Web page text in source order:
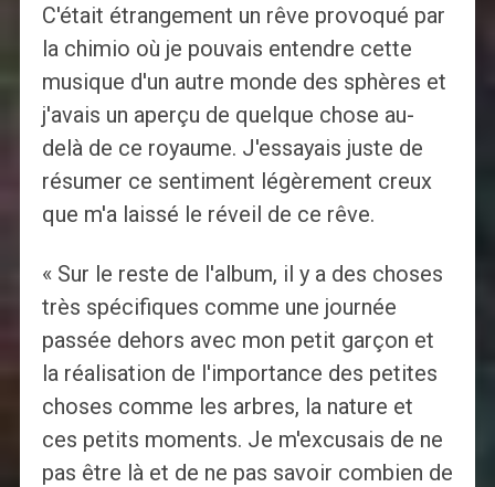
C'était étrangement un rêve provoqué par
la chimio où je pouvais entendre cette
musique d'un autre monde des sphères et
j'avais un aperçu de quelque chose au-
delà de ce royaume. J'essayais juste de
résumer ce sentiment légèrement creux
que m'a laissé le réveil de ce rêve.
« Sur le reste de l'album, il y a des choses
très spécifiques comme une journée
passée dehors avec mon petit garçon et
la réalisation de l'importance des petites
choses comme les arbres, la nature et
ces petits moments. Je m'excusais de ne
pas être là et de ne pas savoir combien de